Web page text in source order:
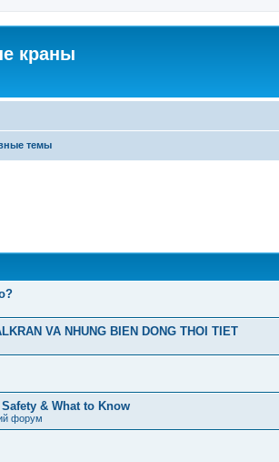
краны
темы
VA NHUNG BIEN DONG THOI TIET
& What to Know
форум